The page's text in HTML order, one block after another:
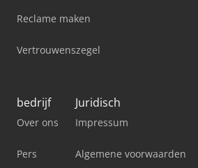
Reclame maken
Vertrouwenszegel
bedrijf
Over ons
Pers
Juridisch
Impressum
Algemene voorwaarden